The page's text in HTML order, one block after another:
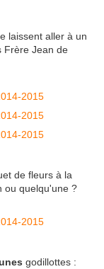
laissent aller à un
Frère Jean de
de fleurs à la
ou quelqu'une ?
godillottes :